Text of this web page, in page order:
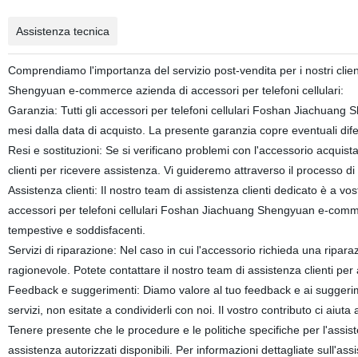
Assistenza tecnica
Comprendiamo l'importanza del servizio post-vendita per i nostri
Shengyuan e-commerce azienda di accessori per telefoni cellulari:
Garanzia: Tutti gli accessori per telefoni cellulari Foshan Jiachuang
mesi dalla data di acquisto. La presente garanzia copre eventuali
Resi e sostituzioni: Se si verificano problemi con l'accessorio
clienti per ricevere assistenza. Vi guideremo attraverso il processo
Assistenza clienti: Il nostro team di assistenza clienti dedicato è a
accessori per telefoni cellulari Foshan Jiachuang Shengyuan e-
tempestive e soddisfacenti.
Servizi di riparazione: Nel caso in cui l'accessorio richieda una
ragionevole. Potete contattare il nostro team di assistenza clienti
Feedback e suggerimenti: Diamo valore al tuo feedback e ai
servizi, non esitate a condividerli con noi. Il vostro contributo ci
Tenere presente che le procedure e le politiche specifiche per
assistenza autorizzati disponibili. Per informazioni dettagliate